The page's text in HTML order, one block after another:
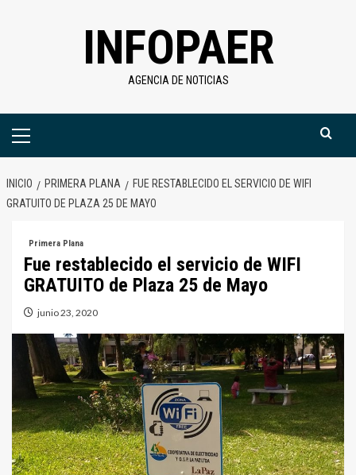
INFOPAER
AGENCIA DE NOTICIAS
Menú
INICIO PRIMERA PLANA
FUE RESTABLECIDO EL SERVICIO DE WIFI
GRATUITO DE PLAZA 25 DE MAYO
Primera Plana
Fue restablecido el servicio de WIFI
GRATUITO de Plaza 25 de Mayo
junio 23, 2020